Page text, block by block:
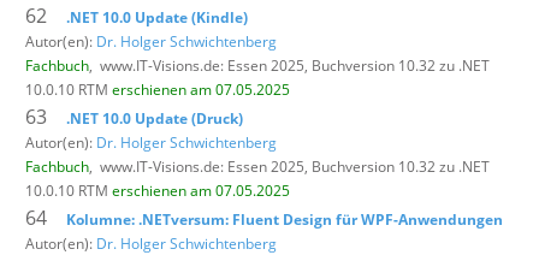
62
.NET 10.0 Update (Kindle)
Autor(en): Dr. Holger Schwichtenberg
Fachbuch, www.IT-Visions.de: Essen 2025, Buchversion 10.32 zu .NET
10.0.10 RTM erschienen am 07.05.2025
63
.NET 10.0 Update (Druck)
Autor(en): Dr. Holger Schwichtenberg
Fachbuch, www.IT-Visions.de: Essen 2025, Buchversion 10.32 zu .NET
10.0.10 RTM erschienen am 07.05.2025
64
Kolumne: .NETversum: Fluent Design für WPF-Anwendungen
Autor(en): Dr. Holger Schwichtenberg